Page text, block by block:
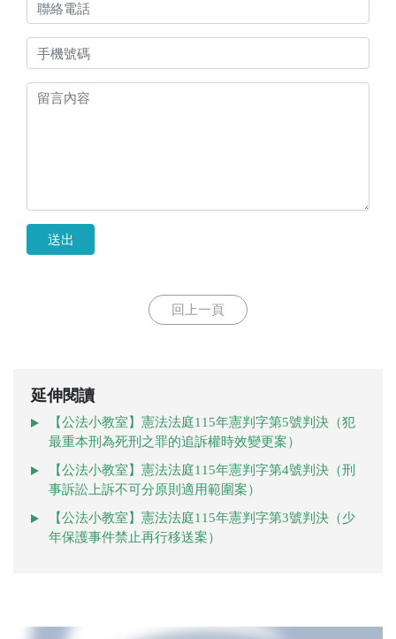
送出
回上一頁
延伸閱讀
【公法小教室】憲法法庭115年憲判字第5號判決（犯
最重本刑為死刑之罪的追訴權時效變更案）
【公法小教室】憲法法庭115年憲判字第4號判決（刑
事訴訟上訴不可分原則適用範圍案）
【公法小教室】憲法法庭115年憲判字第3號判決（少
年保護事件禁止再行移送案）